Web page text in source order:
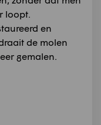
loopt.
en
de molen
gemalen.